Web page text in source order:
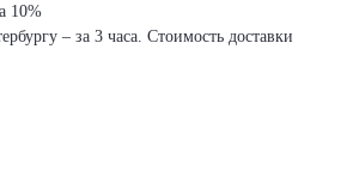
10%
– за 3 часа. Стоимость доставки